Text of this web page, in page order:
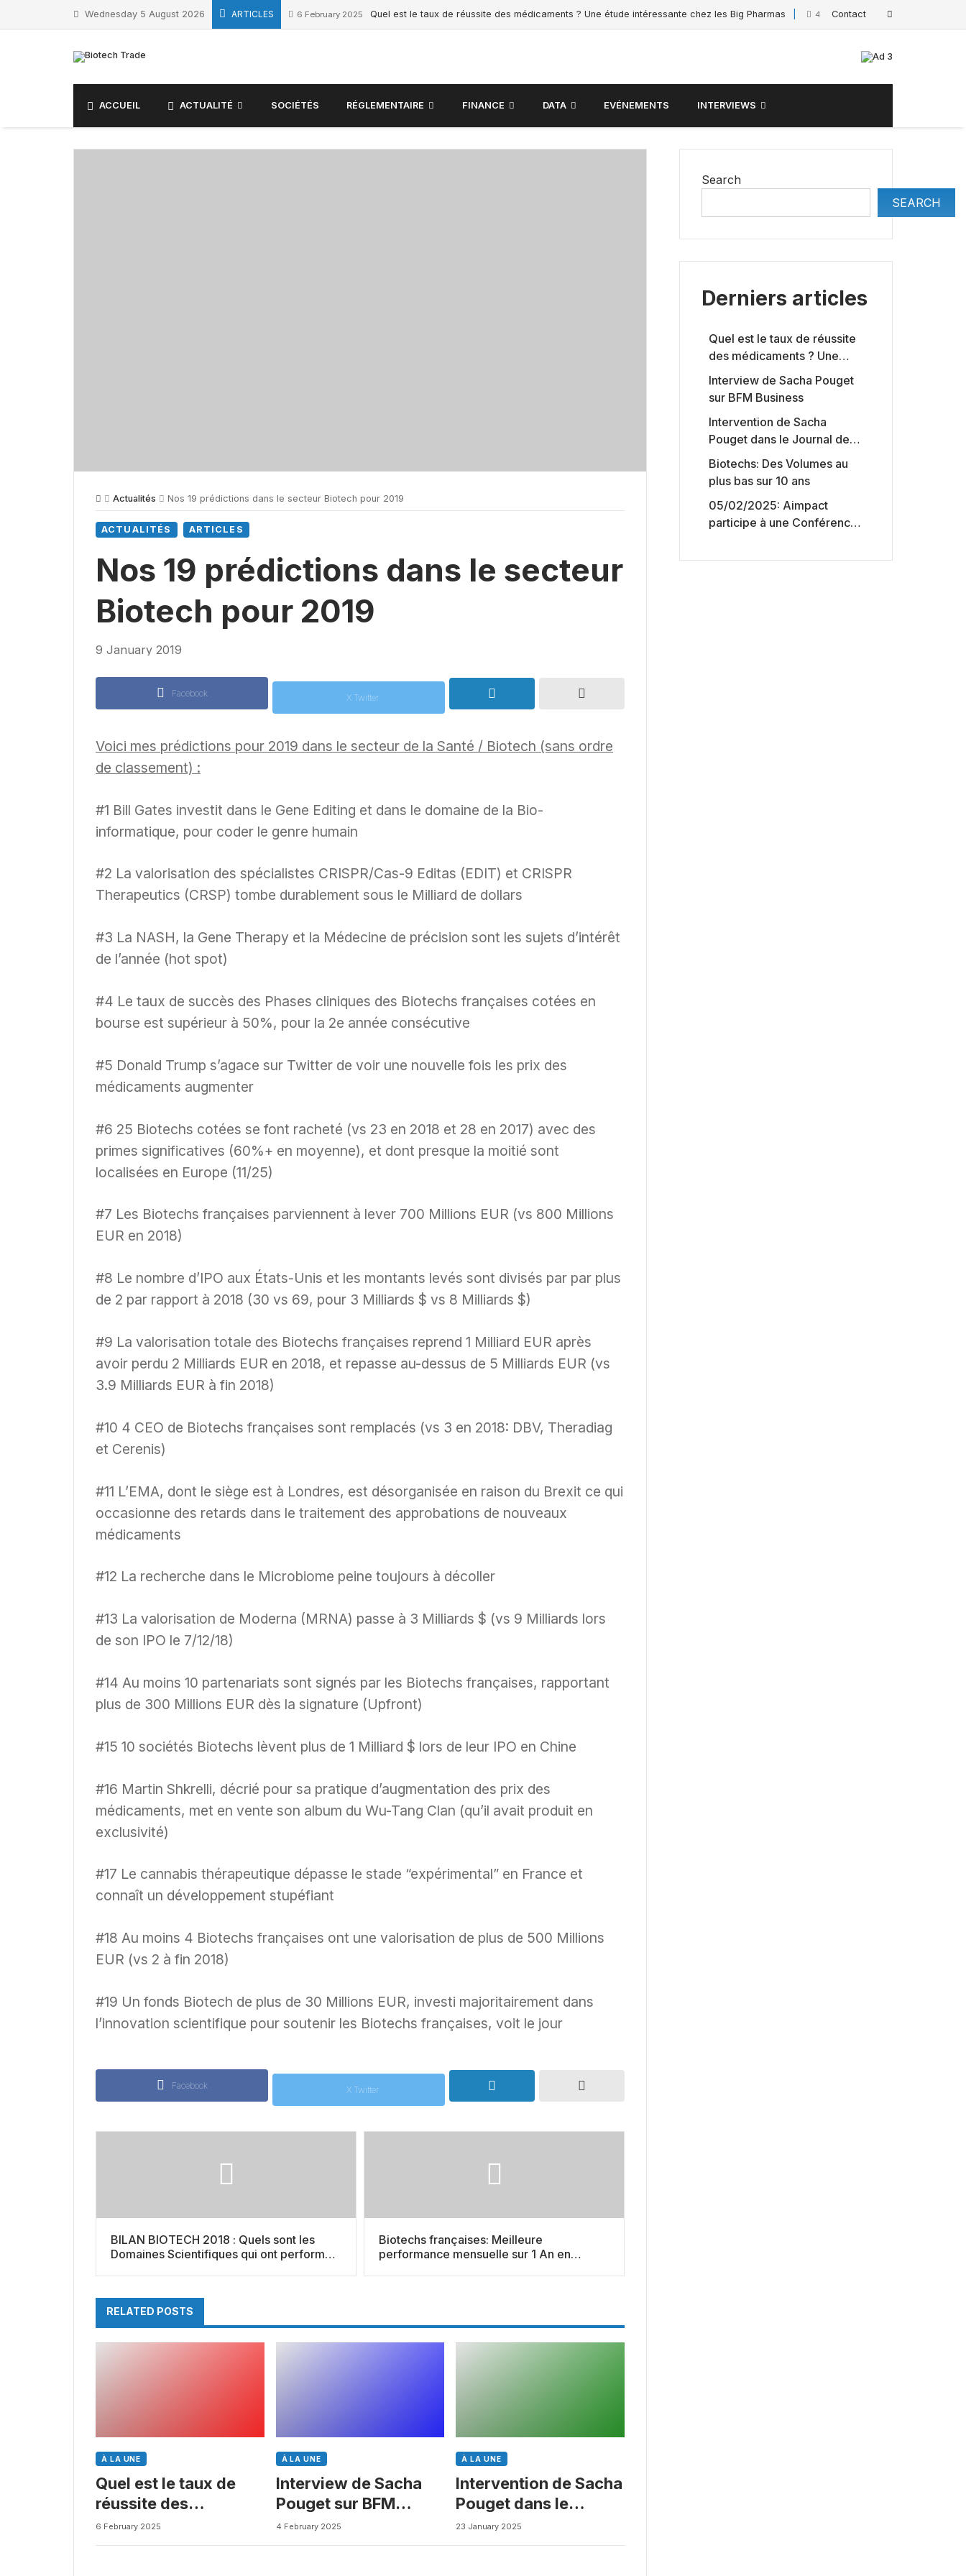
Wednesday 5 August 2026 ARTICLES 6 February 2025 Quel est le taux de réussite des médicaments ? Une étude intéressante chez les Big Pharmas 4 February 2025 Interview de
Contact
ACCUEIL ACTUALITÉ SOCIÉTÉS RÉGLEMENTAIRE FINANCE DATA EVÉNEMENTS INTERVIEWS
Actualités Nos 19 prédictions dans le secteur Biotech pour 2019
ACTUALITÉS ARTICLES
Nos 19 prédictions dans le secteur
Biotech pour 2019
9 January 2019
Facebook X Twitter
Voici mes prédictions pour 2019 dans le secteur de la Santé / Biotech (sans ordre
de classement) :
#1 Bill Gates investit dans le Gene Editing et dans le domaine de la Bio-
informatique, pour coder le genre humain
#2 La valorisation des spécialistes CRISPR/Cas-9 Editas (EDIT) et CRISPR
Therapeutics (CRSP) tombe durablement sous le Milliard de dollars
#3 La NASH, la Gene Therapy et la Médecine de précision sont les sujets d’intérêt
de l’année (hot spot)
#4 Le taux de succès des Phases cliniques des Biotechs françaises cotées en
bourse est supérieur à 50%, pour la 2e année consécutive
#5 Donald Trump s’agace sur Twitter de voir une nouvelle fois les prix des
médicaments augmenter
#6 25 Biotechs cotées se font racheté (vs 23 en 2018 et 28 en 2017) avec des
primes significatives (60%+ en moyenne), et dont presque la moitié sont
localisées en Europe (11/25)
#7 Les Biotechs françaises parviennent à lever 700 Millions EUR (vs 800 Millions
EUR en 2018)
#8 Le nombre d’IPO aux États-Unis et les montants levés sont divisés par par plus
de 2 par rapport à 2018 (30 vs 69, pour 3 Milliards $ vs 8 Milliards $)
#9 La valorisation totale des Biotechs françaises reprend 1 Milliard EUR après
avoir perdu 2 Milliards EUR en 2018, et repasse au-dessus de 5 Milliards EUR (vs
3.9 Milliards EUR à fin 2018)
#10 4 CEO de Biotechs françaises sont remplacés (vs 3 en 2018: DBV, Theradiag
et Cerenis)
#11 L’EMA, dont le siège est à Londres, est désorganisée en raison du Brexit ce qui
occasionne des retards dans le traitement des approbations de nouveaux
médicaments
#12 La recherche dans le Microbiome peine toujours à décoller
#13 La valorisation de Moderna (MRNA) passe à 3 Milliards $ (vs 9 Milliards lors
de son IPO le 7/12/18)
#14 Au moins 10 partenariats sont signés par les Biotechs françaises, rapportant
plus de 300 Millions EUR dès la signature (Upfront)
#15 10 sociétés Biotechs lèvent plus de 1 Milliard $ lors de leur IPO en Chine
#16 Martin Shkrelli, décrié pour sa pratique d’augmentation des prix des
médicaments, met en vente son album du Wu-Tang Clan (qu’il avait produit en
exclusivité)
#17 Le cannabis thérapeutique dépasse le stade “expérimental” en France et
connaît un développement stupéfiant
#18 Au moins 4 Biotechs françaises ont une valorisation de plus de 500 Millions
EUR (vs 2 à fin 2018)
#19 Un fonds Biotech de plus de 30 Millions EUR, investi majoritairement dans
l’innovation scientifique pour soutenir les Biotechs françaises, voit le jour
Facebook X Twitter
BILAN BIOTECH 2018 : Quels sont les
Domaines Scientifiques qui ont performé
Biotechs françaises: Meilleure
performance mensuelle sur 1 An en
RELATED POSTS
À LA UNE
Quel est le taux de
réussite des
médicaments ? Une
étude intéressante
6 February 2025
À LA UNE
Interview de Sacha
Pouget sur BFM
Business
4 February 2025
À LA UNE
Intervention de Sacha
Pouget dans le
Journal des Biotechs
de Boursorama
23 January 2025
Search
SEARCH
Derniers articles
Quel est le taux de réussite
des médicaments ? Une
étude intéressante chez les
Big Pharmas
Interview de Sacha Pouget
sur BFM Business
Intervention de Sacha
Pouget dans le Journal des
Biotechs de Boursorama
Biotechs: Des Volumes au
plus bas sur 10 ans
05/02/2025: Aimpact
participe à une Conférence
capitaux américains,